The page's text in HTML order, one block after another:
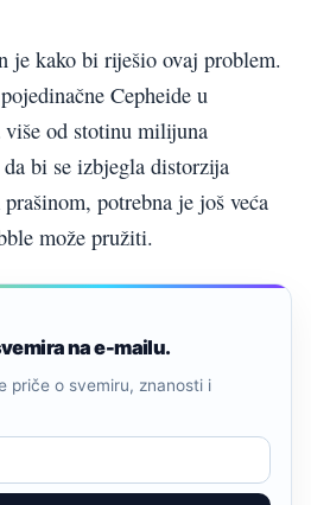
je kako bi riješio ovaj problem.
Cepheide u
više od stotinu milijuna
bi se izbjegla distorzija
potrebna je još veća
može pružiti.
na e-mailu.
priče o svemiru, znanosti i